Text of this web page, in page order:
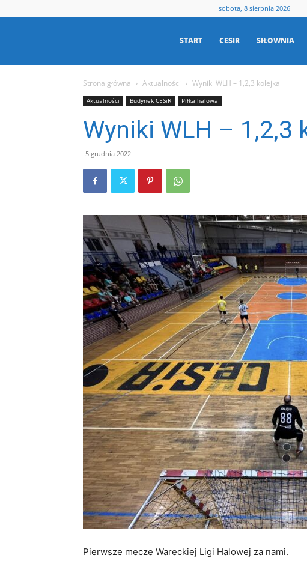
sobota, 8 sierpnia 2026
START CESIR SIŁOWNIA
Strona główna Aktualności Wyniki WLH – 1,2,3 kolejka
Aktualności Budynek CESiR Piłka halowa
Wyniki WLH – 1,2,3
5 grudnia 2022
Pierwsze mecze Wareckiej Ligi Halowej za nami.